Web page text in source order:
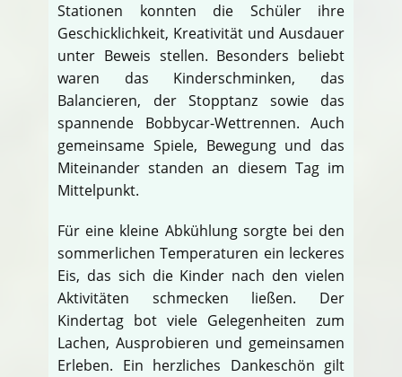
Stationen konnten die Schüler ihre
Geschicklichkeit, Kreativität und Ausdauer
unter Beweis stellen. Besonders beliebt
waren das Kinderschminken, das
Balancieren, der Stopptanz sowie das
spannende Bobbycar-Wettrennen. Auch
gemeinsame Spiele, Bewegung und das
Miteinander standen an diesem Tag im
Mittelpunkt.
Für eine kleine Abkühlung sorgte bei den
sommerlichen Temperaturen ein leckeres
Eis, das sich die Kinder nach den vielen
Aktivitäten schmecken ließen. Der
Kindertag bot viele Gelegenheiten zum
Lachen, Ausprobieren und gemeinsamen
Erleben. Ein herzliches Dankeschön gilt